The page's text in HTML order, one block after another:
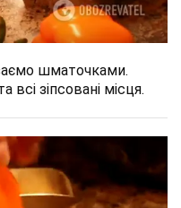
шматочками.
всі зіпсовані місця.